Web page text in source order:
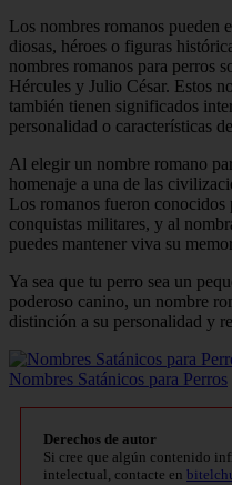
Los nombres romanos pueden
diosas, héroes o figuras
nombres romanos para perros
Hércules y Julio César. Estos
también tienen significados
personalidad o características
Al elegir un nombre romano
homenaje a una de las
Los romanos fueron
conquistas militares, y al
puedes mantener viva su
Ya sea que tu perro sea un
poderoso canino, un nombre
distinción a su personalidad y
Nombres Satánicos para Perros
Derechos de autor
Si cree que algún contenido
intelectual, contacte en